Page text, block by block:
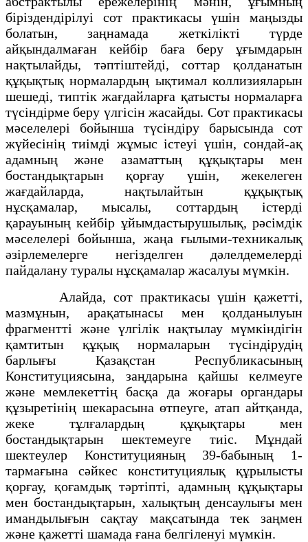
біріздендірілуі сот практикасы үшін маңызды
болатын, заңнамада жеткілікті түрде
айқындалмаған кейбір баға беру ұғымдарын
нақтылайды, тәптіштейді, соттар қолданатын
құқықтық нормалардың ықтимал коллизияларын
шешеді, типтік жағдайларға қатысты нормаларға
түсіндірме беру үлгісін жасайды. Сот практикасы
мәселелері бойынша түсіндіру барысында сот
жүйесінің тиімді жұмыс істеуі үшін, сондай-ақ
адамның және азаматтың құқықтары мен
бостандықтарын қорғау үшін, жекелеген
жағдайларда, нақтылайтын құқықтық
нұсқамалар, мысалы, соттардың істерді
қарауының кейбір ұйымдастырушылық, рәсімдік
мәселелері бойынша, жаңа ғылыми-техникалық
әзірлемелерге негізделген дәлелдемелерді
пайдалану туралы нұсқамалар жасалуы мүмкін.
Алайда, сот практикасы үшін қажетті,
мазмұнын, арақатынасы мен қолданылуын
фрагментті және үлгілік нақтылау мүмкіндігін
қамтитын құқық нормаларын түсіндірудің
барлығы Қазақстан Республикасының
Конституциясына, заңдарына қайшы келмеуге
және мемлекеттің басқа да жоғары органдары
құзыретінің шекарасына өтпеуге, атап айтқанда,
жеке тұлғалардың құқықтары мен
бостандықтарын шектемеуге тиіс. Мұндай
шектеулер Конституцияның 39-бабының 1-
тармағына сәйкес конституциялық құрылысты
қорғау, қоғамдық тәртіпті, адамның құқықтары
мен бостандықтарын, халықтың денсаулығы мен
имандылығын сақтау мақсатында тек заңмен
және қажетті шамада ғана белгіленуі мүмкін.